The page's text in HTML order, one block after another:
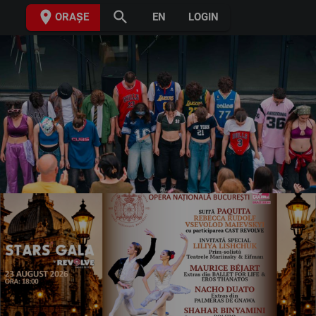
placeORAȘE search EN LOGIN